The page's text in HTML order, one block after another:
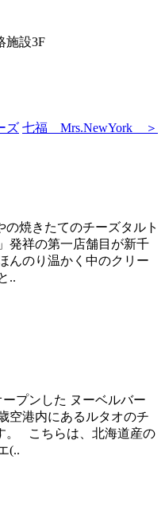
施設3F
ズ 七福 Mrs.NewYork ＞
焼きたてのチーズタルト
発祥の第一店舗目が新千
んのり温かく中のクリー
..
プンした ヌーベルバー
空港内にあるルタオのチ
。 こちらは、北海道産の
(..